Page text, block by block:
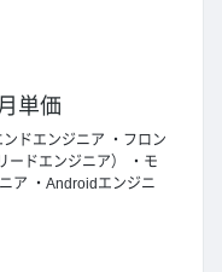
単価
ンドエンジニア
フロン
ードエンジニア）
モ
ア
Androidエンジニ